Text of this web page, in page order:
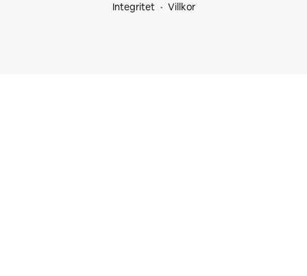
Integritet
Villkor